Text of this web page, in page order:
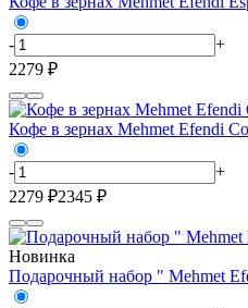
-
+
2279 ₽
Кофе в зернах Mehmet Efendi
-
+
2279 ₽2345 ₽
Новинка
Подарочный набор " Mehmet